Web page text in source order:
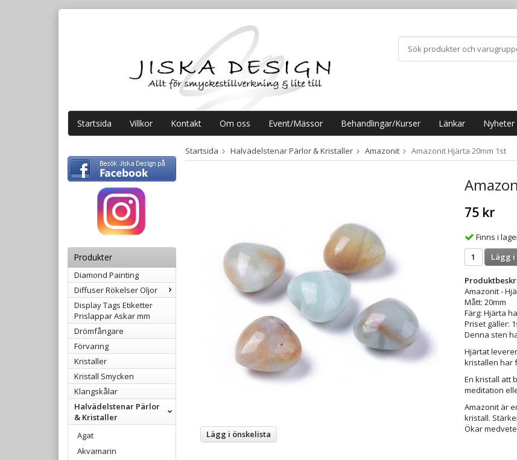
Startsida Villkor Kontakt Om oss Event/Mässor Behandlingar/Kurser Länkar Nyheter
Produkter
Diamond Painting
Diffuser Rökelser Oljor
Display Tags Etiketter
Prislappar Askar mm
Drömfångare
Förvaring
Kristaller
Kristall Smycken
Klangskålar
Halvädelstenar Pärlor
& Kristaller
Agat
Akvamarin
Startsida Halvädelstenar Pärlor & Kristaller Amazonit Amazonit Hjärta 20mm 1st
75 kr
Finns i
Lägg
Amazonit -
Mått: 20mm
Färg: Hjärta
Priset gäller:
Denna sten
Hjärtat
kristallen har
En kristall att
meditation
Amazonit är
kristall.
Ökar
Lägg i önskelista